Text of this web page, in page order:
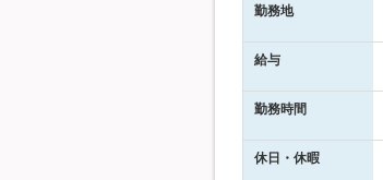
勤務地
給与
勤務時間
休日・休暇